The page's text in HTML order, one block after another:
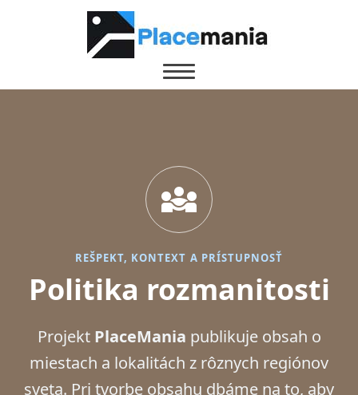
diversity_3
REŠPEKT, KONTEXT A PRÍSTUPNOSŤ
Politika rozmanitosti
Projekt PlaceMania publikuje obsah o
miestach a lokalitách z rôznych regiónov
sveta. Pri tvorbe obsahu dbáme na to, aby